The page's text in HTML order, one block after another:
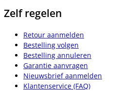
Zelf regelen
Retour aanmelden
Bestelling volgen
Bestelling annuleren
Garantie aanvragen
Nieuwsbrief aanmelden
Klantenservice (FAQ)